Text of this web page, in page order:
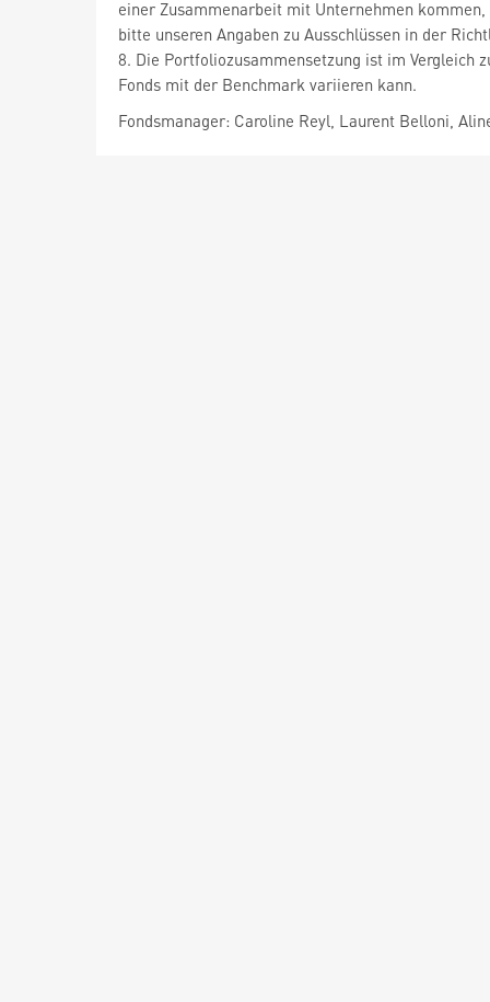
einer Zusammenarbeit mit Unternehmen
bitte unseren Angaben zu Ausschlüssen in der
8. Die Portfoliozusammensetzung ist im Vergleich
Fonds mit der Benchmark variieren kann.
Fondsmanager: Caroline Reyl, Laurent Belloni,